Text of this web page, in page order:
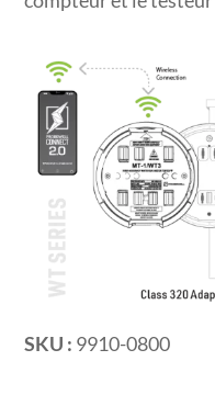
SKU : 9910-0800